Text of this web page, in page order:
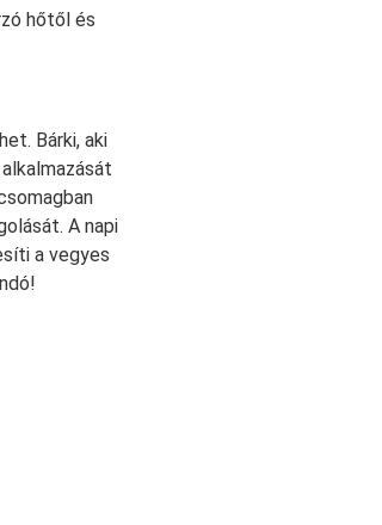
hőtől és
Bárki, aki
A napi
a vegyes